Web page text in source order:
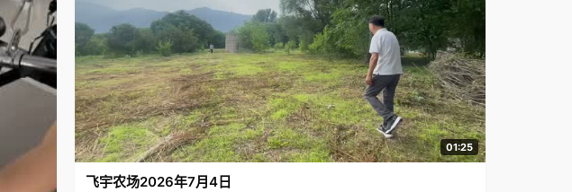
01:25
飞宇农场2026年7月4日